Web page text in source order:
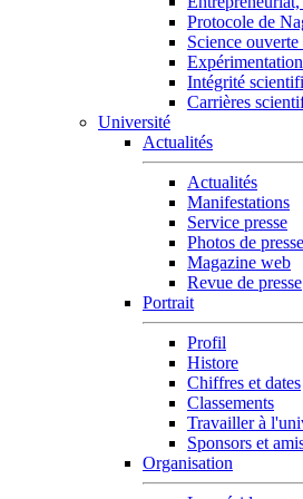
Protocole de
Science
Intégrité
Carrières
Université
Actualités
Actualités
Manifestations
Service presse
Photos de presse
Magazine web
Revue de presse
Portrait
Profil
Histore
Chiffres et dates
Classements
Travailler à
Sponsors et
Organisation